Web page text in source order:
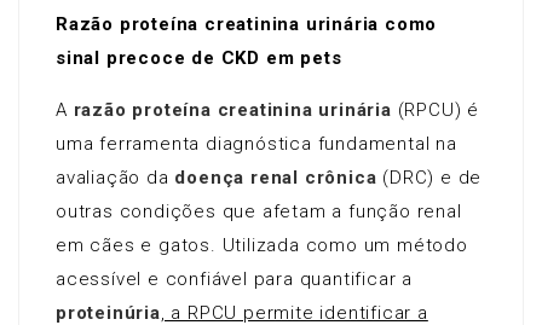
Razão proteína creatinina urinária como
sinal precoce de CKD em pets
A razão proteína creatinina urinária (RPCU) é
uma ferramenta diagnóstica fundamental na
avaliação da doença renal crônica (DRC) e de
outras condições que afetam a função renal
em cães e gatos. Utilizada como um método
acessível e confiável para quantificar a
proteinúria, a RPCU permite identificar a